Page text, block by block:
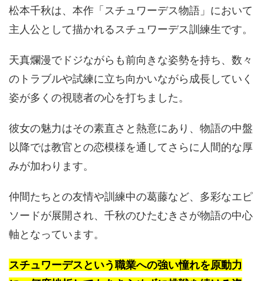
松本千秋は、本作「スチュワーデス物語」において
主人公として描かれるスチュワーデス訓練生です。
天真爛漫でドジながらも前向きな姿勢を持ち、数々
のトラブルや試練に立ち向かいながら成長していく
姿が多くの視聴者の心を打ちました。
彼女の魅力はその素直さと熱意にあり、物語の中盤
以降では教官との恋模様を通してさらに人間的な厚
みが加わります。
仲間たちとの友情や訓練中の葛藤など、多彩なエピ
ソードが展開され、千秋のひたむきさが物語の中心
軸となっています。
スチュワーデスという職業への強い憧れを原動力